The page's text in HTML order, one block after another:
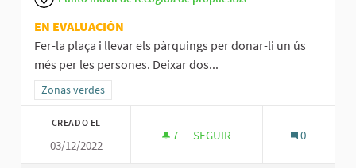
EN EVALUACIÓN
Fer-la plaça i llevar els pàrquings per donar-li un ús
més per les persones. Deixar dos...
Resultados al filtrar por la categoría: Zonas verdes
Zonas verdes
CREADO EL
03/12/2022
7 7 SEGUIDORAS
SEGUIR 0